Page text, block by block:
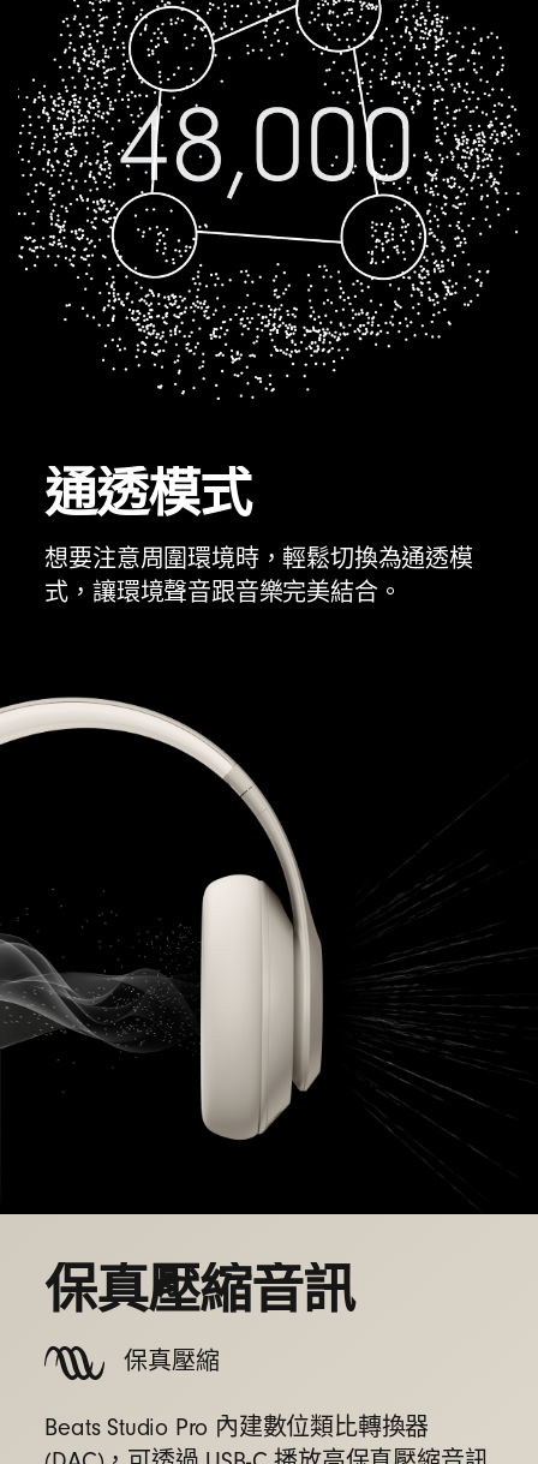
通透模式
想要注意周圍環境時，輕鬆切換為通透模
式，讓環境聲音跟音樂完美結合。
保真壓縮音訊
保真壓縮
Beats Studio Pro 內建數位類比轉換器